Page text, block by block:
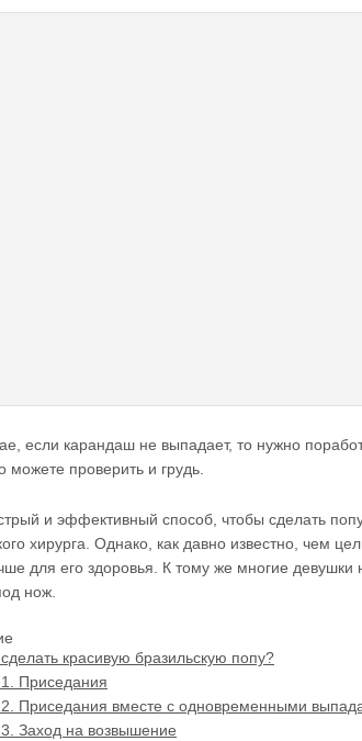
если карандаш не выпадает, то нужно
можете проверить и грудь.
и эффективный способ, чтобы сделать
хирурга. Однако, как давно известно, чем
для его здоровья. К тому же многие девушки
нож.
красивую бразильскую попу?
Приседания
Приседания вместе с одновременными
Заход на возвышение